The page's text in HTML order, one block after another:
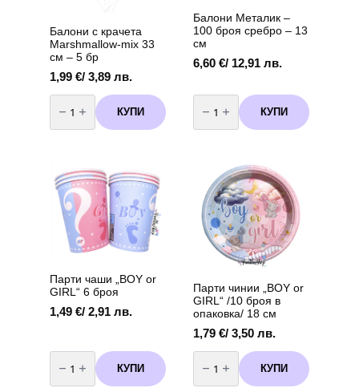
Балони с крачета
Marshmallow-mix 33
см – 5 бр
1,99 €/ 3,89 лв.
количество
за
Балони
с
33
см
бр
КУПИ
Балони Металик –
100 броя сребро – 13
см
6,60 €/ 12,91 лв.
количество
за
Балони
Металик
сребро
см
КУПИ
Парти чаши „BOY or
GIRL“ 6 броя
1,49 €/ 2,91 лв.
количество
за
Парти
чаши
КУПИ
Парти чинии „BOY or
GIRL“ /10 броя в
опаковка/ 18 см
1,79 €/ 3,50 лв.
количество
за
Парти
чинии
КУПИ